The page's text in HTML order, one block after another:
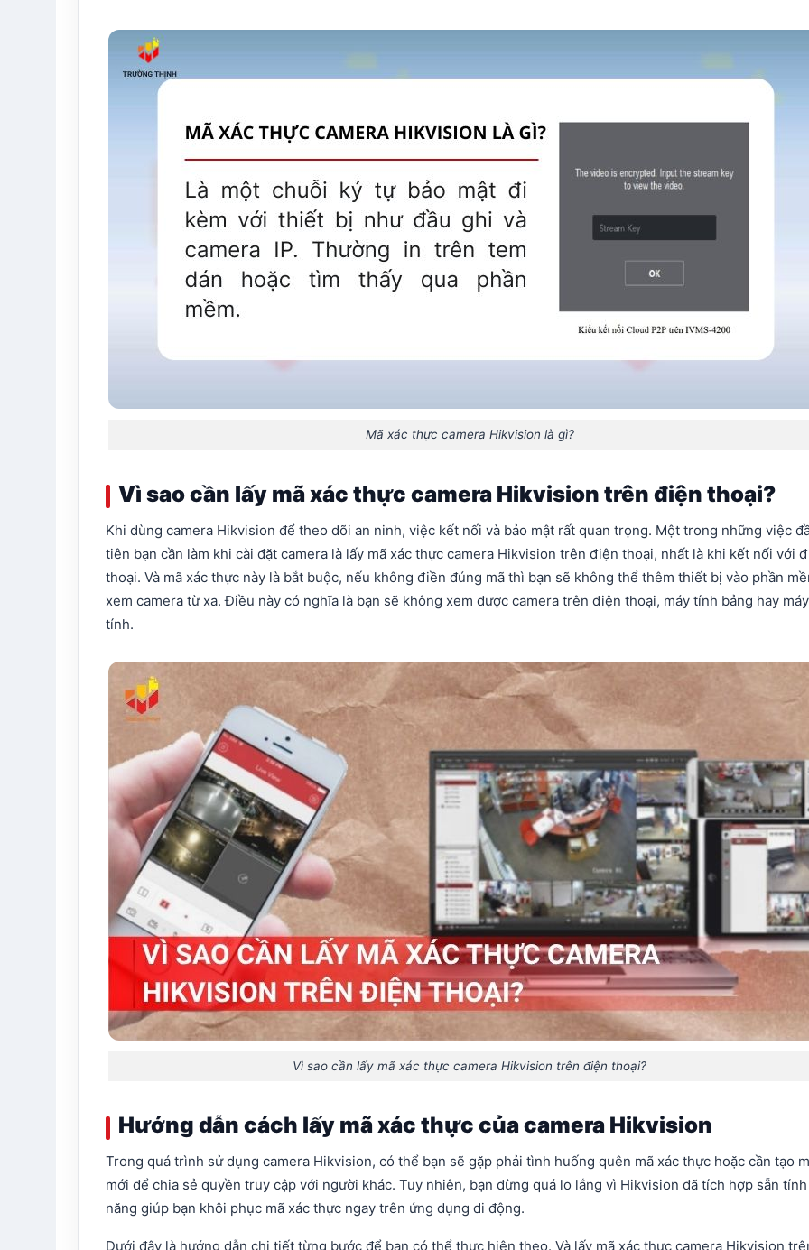
Mã xác thực camera Hikvision là gì?
Vì sao cần lấy mã xác thực camera Hikvision trên điện thoại?
Khi dùng camera Hikvision để theo dõi an ninh, việc kết nối và bảo mật rất quan trọng. Một trong những việc
tiên bạn cần làm khi cài đặt camera là lấy mã xác thực camera Hikvision trên điện thoại, nhất là khi kết nối với
thoại. Và mã xác thực này là bắt buộc, nếu không điền đúng mã thì bạn sẽ không thể thêm thiết bị vào phần
xem camera từ xa. Điều này có nghĩa là bạn sẽ không xem được camera trên điện thoại, máy tính bảng hay máy
tính.
Vì sao cần lấy mã xác thực camera Hikvision trên điện thoại?
Hướng dẫn cách lấy mã xác thực của camera Hikvision
Trong quá trình sử dụng camera Hikvision, có thể bạn sẽ gặp phải tình huống quên mã xác thực hoặc cần tạo
mới để chia sẻ quyền truy cập với người khác. Tuy nhiên, bạn đừng quá lo lắng vì Hikvision đã tích hợp sẵn tính
năng giúp bạn khôi phục mã xác thực ngay trên ứng dụng di động.
Dưới đây là hướng dẫn chi tiết từng bước để bạn có thể thực hiện theo. Và lấy mã xác thực camera Hikvision